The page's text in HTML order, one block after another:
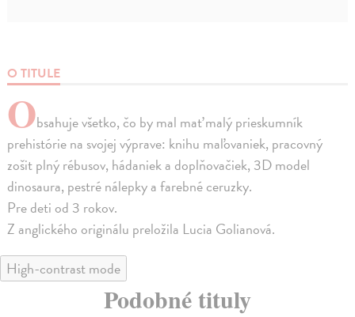
O TITULE
Obsahuje všetko, čo by mal mať malý prieskumník
prehistórie na svojej výprave: knihu maľovaniek, pracovný
zošit plný rébusov, hádaniek a doplňovačiek, 3D model
dinosaura, pestré nálepky a farebné ceruzky.
Pre deti od 3 rokov.
Z anglického originálu preložila Lucia Golianová.
High-contrast mode
Podobné tituly